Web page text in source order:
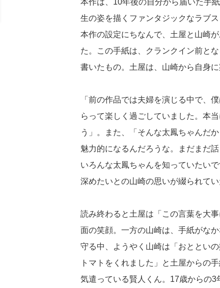
本作は、10年後の自分から届いた手
生の姿を描くファンタジックなラブ
本作の設定にちなんで、土屋と山崎
た。この手紙は、クランクイン前と
書いたもの。土屋は、山崎から自身
「前の作品では夫婦を演じる中で、
らって楽しく過ごしていました。本
う」。また、「そんな太鳳ちゃんだ
魅力的になるんだろうな。まだまだ
いろんな太鳳ちゃんを知っていたい
深めたいとの山崎の思いが綴られてい
読み終わると土屋は「この言葉を大
面の笑顔。一方の山崎は、手紙がな
守る中、ようやく山崎は「おととい
トマトをくれました」と土屋からの
気遣っている賢人くん。17歳からの